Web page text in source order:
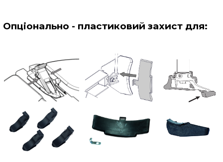
Опціонально - пластиковий захист для: